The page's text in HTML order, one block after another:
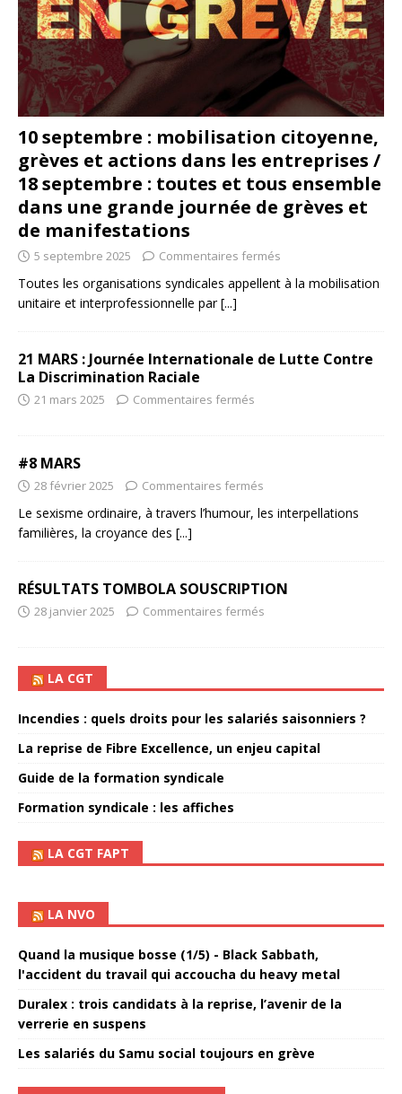
10 septembre : mobilisation citoyenne,
grèves et actions dans les entreprises /
18 septembre : toutes et tous ensemble
dans une grande journée de grèves et
de manifestations
5 septembre 2025 Commentaires fermés
Toutes les organisations syndicales appellent à la mobilisation
unitaire et interprofessionnelle par[...]
21 MARS : Journée Internationale de Lutte Contre
La Discrimination Raciale
21 mars 2025 Commentaires fermés
#8 MARS
28 février 2025 Commentaires fermés
Le sexisme ordinaire, à travers l’humour, les interpellations
familières, la croyance des [...]
RÉSULTATS TOMBOLA SOUSCRIPTION
28 janvier 2025 Commentaires fermés
LA CGT
Incendies : quels droits pour les salariés saisonniers ?
La reprise de Fibre Excellence, un enjeu capital
Guide de la formation syndicale
Formation syndicale : les affiches
LA CGT FAPT
LA NVO
Quand la musique bosse (1/5) - Black Sabbath,
l'accident du travail qui accoucha du heavy metal
Duralex : trois candidats à la reprise, l’avenir de la
verrerie en suspens
Les salariés du Samu social toujours en grève